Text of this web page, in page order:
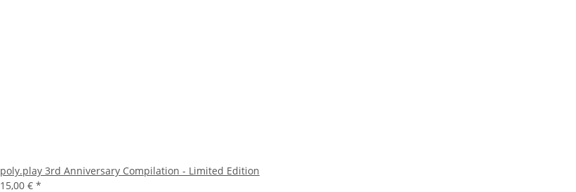
poly.play 3rd Anniversary Compilation - Limited Edition
15,00 € *